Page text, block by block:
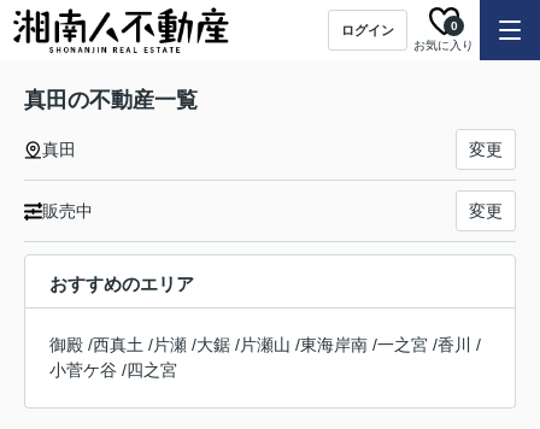
ログイン
お気に入り
0
真田の不動産一覧
真田 変更
販売中 変更
おすすめのエリア
御殿 /西真土 /片瀬 /大鋸 /片瀬山 /東海岸南 /一之宮 /香川
/
小菅ケ谷 /四之宮